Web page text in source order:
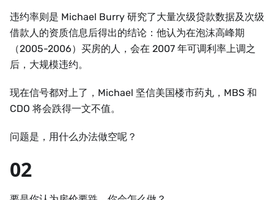
违约率则是 Michael Burry 研究了大量次级贷款数据及次级
借款人的资质信息后得出的结论：他认为在泡沫高峰期
（2005-2006）买房的人，会在 2007 年可调利率上调之
后，大规模违约。
现在信号都对上了，Michael 坚信美国楼市药丸，MBS 和
CDO 将会跌得一文不值。
问题是，用什么办法做空呢？
02